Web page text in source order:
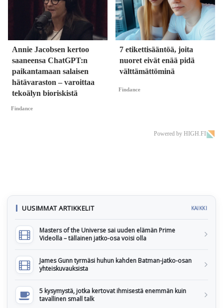
Annie Jacobsen kertoo
saaneensa ChatGPT:n
paikantamaan salaisen
hätävaraston – varoittaa
tekoälyn bioriskistä
Findance
7 etikettisääntöä, joita
nuoret eivät enää pidä
välttämättöminä
Findance
Powered by HIGH.FI
UUSIMMAT ARTIKKELIT KAIKKI
Masters of the Universe sai uuden elämän Prime
Videolla – tällainen jatko-osa voisi olla
James Gunn tyrmäsi huhun kahden Batman-jatko-osan
yhteiskuvauksista
5 kysymystä, jotka kertovat ihmisestä enemmän kuin
tavallinen small talk